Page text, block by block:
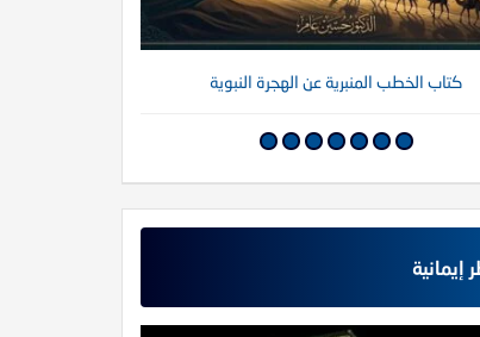
كتاب الخطب المنبرية عن الهجرة النبوية
إيمانية